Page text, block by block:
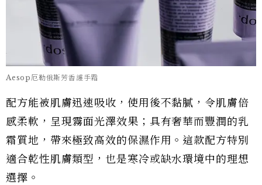
Aesop厄勒俄斯芳香護手霜
配方能被肌膚迅速吸收，使用後不黏膩，令肌膚倍
感柔軟，呈現霧面光澤效果；具有奢華而豐潤的乳
霜質地，帶來極致高效的保濕作用。這款配方特別
適合乾性肌膚類型，也是寒冷或缺水環境中的理想
選擇。